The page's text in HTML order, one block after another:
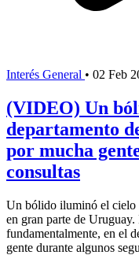
Interés General • 02 Feb
(VIDEO) Un
departamento
por mucha
consultas
Un bólido iluminó el cielo
en gran parte de
fundamentalmente, en el
gente durante algunos